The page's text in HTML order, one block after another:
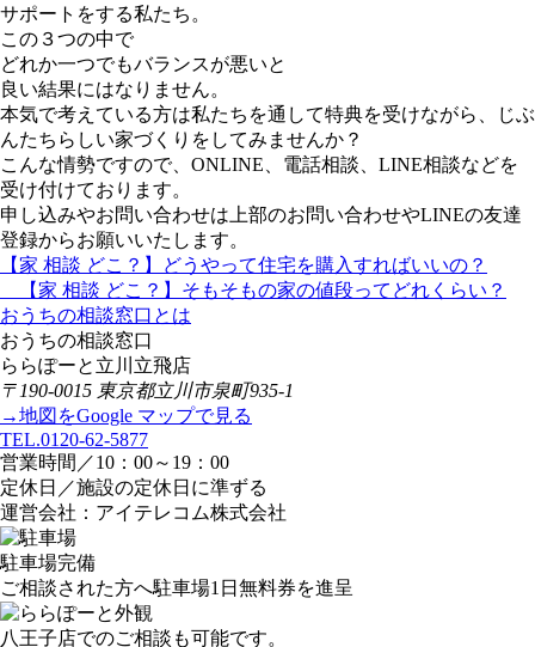
サポートをする私たち。
この３つの中で
どれか一つでもバランスが悪いと
良い結果にはなりません。
本気で考えている方は私たちを通して特典を受けながら、じぶ
んたちらしい家づくりをしてみませんか？
こんな情勢ですので、ONLINE、電話相談、LINE相談などを
受け付けております。
申し込みやお問い合わせは上部のお問い合わせやLINEの友達
登録からお願いいたします。
【家 相談 どこ？】どうやって住宅を購入すればいいの？
【家 相談 どこ？】そもそもの家の値段ってどれくらい？
おうちの相談窓口とは
おうちの相談窓口
ららぽーと立川立飛店
〒190-0015 東京都立川市泉町935-1
→地図をGoogle マップで見る
TEL.0120-62-5877
営業時間／10：00～19：00
定休日／施設の定休日に準ずる
運営会社：アイテレコム株式会社
駐車場完備
ご相談された方へ駐車場1日無料券を進呈
八王子店でのご相談も可能です。